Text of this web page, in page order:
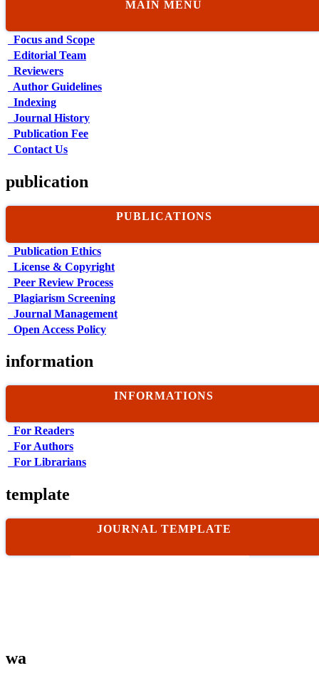
MAIN MENU
Focus and Scope
Editorial Team
Reviewers
Author Guidelines
Indexing
Journal History
Publication Fee
Contact Us
publication
PUBLICATIONS
Publication Ethics
License & Copyright
Peer Review Process
Plagiarism Screening
Journal Management
Open Access Policy
information
INFORMATIONS
For Readers
For Authors
For Librarians
template
JOURNAL TEMPLATE
wa